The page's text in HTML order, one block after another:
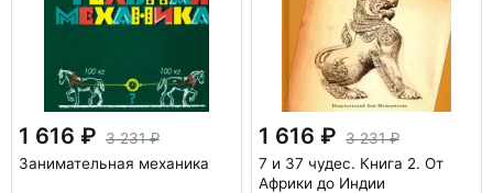
1 616
3 231
Занимательная механика
1 616
3 231
7 и 37 чудес. Книга 2. От
Африки до Индии